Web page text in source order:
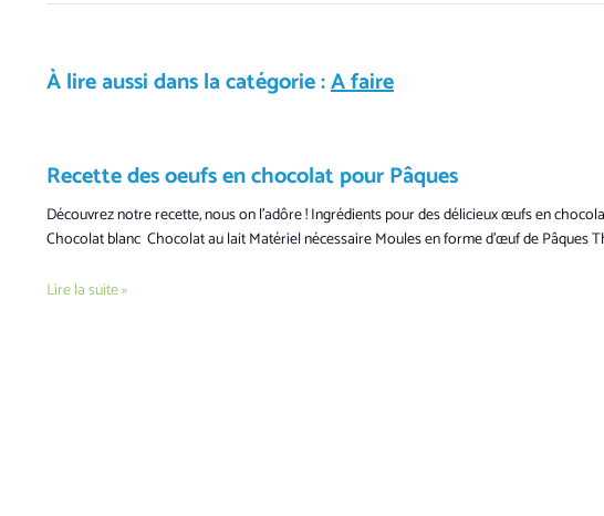
À lire aussi dans la catégorie :A faire
Recette des oeufs en chocolat pour Pâques
Découvrez notre recette, nous on l’adôre ! Ingrédients pour des délicieux œufs en
Chocolat blanc Chocolat au lait Matériel nécessaire Moules en forme d’œuf de Pâques
Lire la suite »